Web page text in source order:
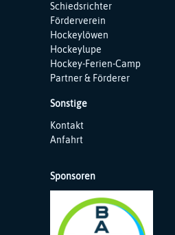
Schiedsrichter
Förderverein
Hockeylöwen
Hockeylupe
Hockey-Ferien-Camp
Partner & Förderer
Sonstige
Navigation
überspringen
Kontakt
Anfahrt
Sponsoren